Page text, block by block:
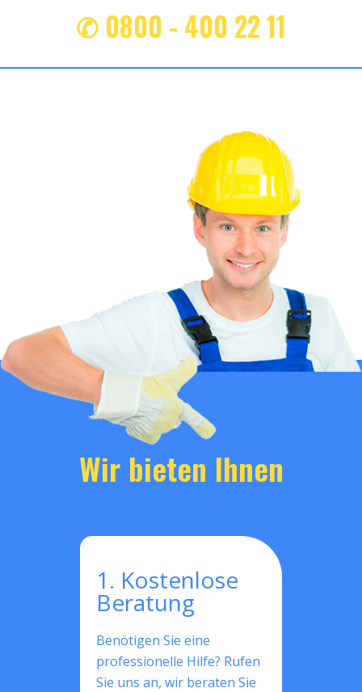
✆ 0800 - 400 22 11
Wir bieten Ihnen
1. Kostenlose
Beratung
Benötigen Sie eine
professionelle Hilfe? Rufen
Sie uns an, wir beraten Sie